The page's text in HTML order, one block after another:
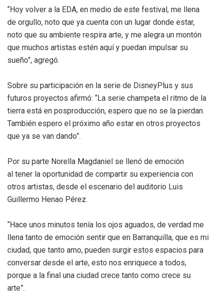
“Hoy volver a la EDA, en medio de este festival, me llena
de orgullo, noto que ya cuenta con un lugar donde estar,
noto que su ambiente respira arte, y me alegra un montón
que muchos artistas estén aquí y puedan impulsar su
sueño”, agregó.
Sobre su participación en la serie de DisneyPlus y sus
futuros proyectos afirmó: “La serie champeta el ritmo de la
tierra está en posproducción, espero que no se la pierdan.
También espero el próximo año estar en otros proyectos
que ya se van dando”.
Por su parte Norella Magdaniel se llenó de emoción
al tener la oportunidad de compartir su experiencia con
otros artistas, desde el escenario del auditorio Luis
Guillermo Henao Pérez.
“Hace unos minutos tenía los ojos aguados, de verdad me
llena tanto de emoción sentir que en Barranquilla, que es mi
ciudad, que tanto amo, pueden surgir estos espacios para
conversar desde el arte, esto nos enriquece a todos,
porque a la final una ciudad crece tanto como crece su
arte”.